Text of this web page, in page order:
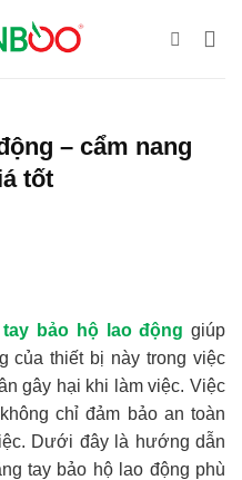
– cẩm nang
tốt
bảo hộ lao động giúp
của thiết bị này trong việc
gây hại khi làm việc. Việc
chỉ đảm bảo an toàn
Dưới đây là hướng dẫn
tay bảo hộ lao động phù